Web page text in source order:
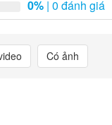
0% | 0 đánh giá
Có ảnh